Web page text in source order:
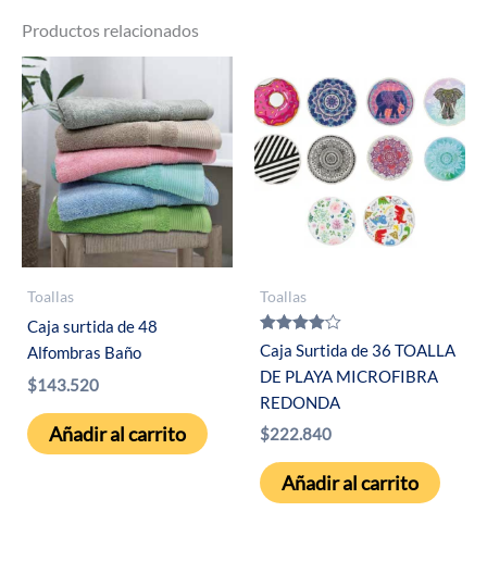
Productos relacionados
Toallas
Caja surtida de 48
Alfombras Baño
$143.520
Añadir al carrito
Toallas
Valorado
con
4.00
Caja Surtida de 36 TOALLA
DE PLAYA MICROFIBRA
REDONDA
$222.840
Añadir al carrito